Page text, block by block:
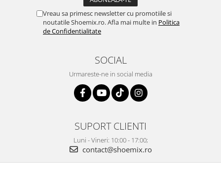
Vreau sa primesc newsletter cu promotiile si
noutatile Shoemix.ro. Afla mai multe in Politica
de Confidentialitate
SOCIAL
Urmareste-ne in social media
SUPORT CLIENTI
Luni - Vineri: 10:00 - 17:00;
contact@shoemix.ro